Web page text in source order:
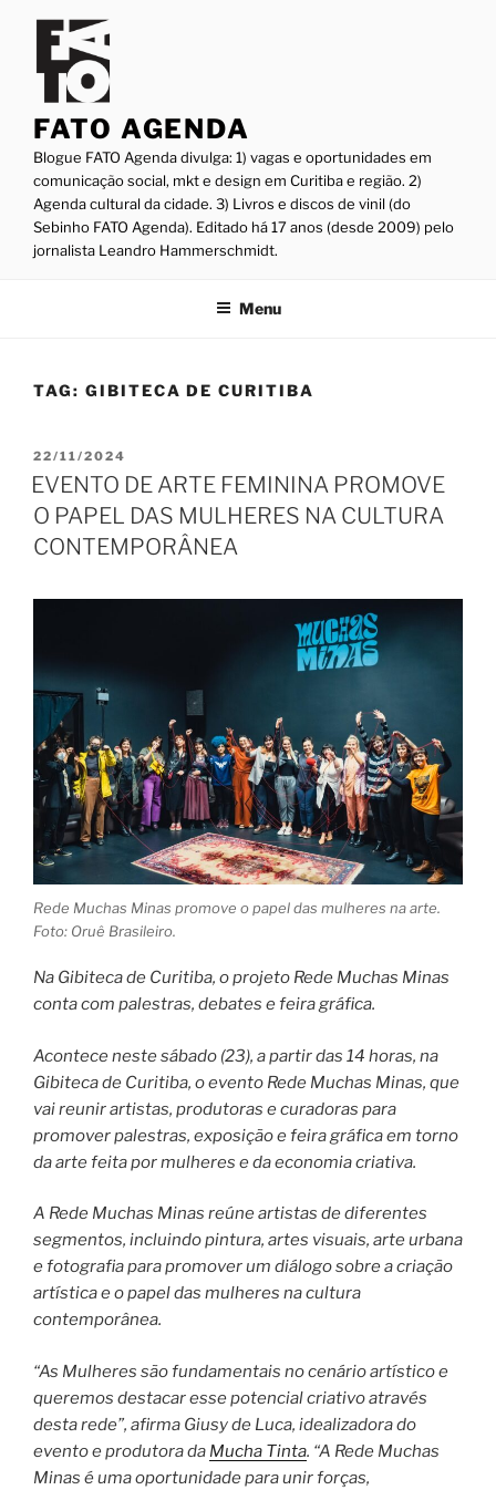
conteúdo
FATO AGENDA
Blogue FATO Agenda divulga: 1) vagas e oportunidades em
comunicação social, mkt e design em Curitiba e região. 2)
Agenda cultural da cidade. 3) Livros e discos de vinil (do
Sebinho FATO Agenda). Editado há 17 anos (desde 2009) pelo
jornalista Leandro Hammerschmidt.
Menu
TAG: GIBITECA DE CURITIBA
PUBLICADO
EM
22/11/2024
EVENTO DE ARTE FEMININA PROMOVE
O PAPEL DAS MULHERES NA CULTURA
CONTEMPORÂNEA
Rede Muchas Minas promove o papel das mulheres na arte.
Foto: Oruê Brasileiro.
Na Gibiteca de Curitiba, o projeto Rede Muchas Minas
conta com palestras, debates e feira gráfica.
Acontece neste sábado (23), a partir das 14 horas, na
Gibiteca de Curitiba, o evento Rede Muchas Minas, que
vai reunir artistas, produtoras e curadoras para
promover palestras, exposição e feira gráfica em torno
da arte feita por mulheres e da economia criativa.
A Rede Muchas Minas reúne artistas de diferentes
segmentos, incluindo pintura, artes visuais, arte urbana
e fotografia para promover um diálogo sobre a criação
artística e o papel das mulheres na cultura
contemporânea.
“As Mulheres são fundamentais no cenário artístico e
queremos destacar esse potencial criativo através
desta rede”, afirma Giusy de Luca, idealizadora do
evento e produtora da Mucha Tinta. “A Rede Muchas
Minas é uma oportunidade para unir forças,